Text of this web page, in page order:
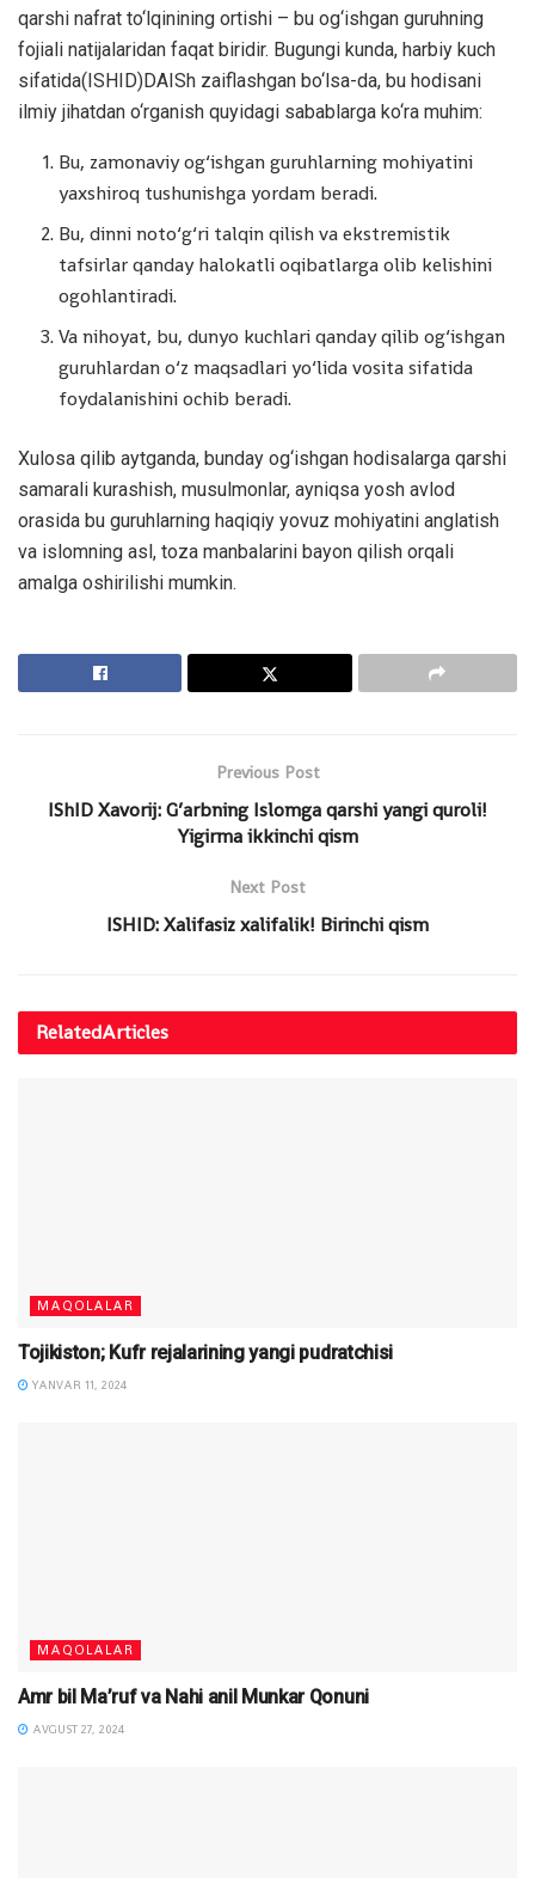
qarshi nafrat to‘lqinining ortishi – bu og‘ishgan guruhning
fojiali natijalaridan faqat biridir. Bugungi kunda, harbiy kuch
sifatida(ISHID)DAISh zaiflashgan bo‘lsa-da, bu hodisani
ilmiy jihatdan o‘rganish quyidagi sabablarga ko‘ra muhim:
Bu, zamonaviy og‘ishgan guruhlarning mohiyatini
yaxshiroq tushunishga yordam beradi.
Bu, dinni noto‘g‘ri talqin qilish va ekstremistik
tafsirlar qanday halokatli oqibatlarga olib kelishini
ogohlantiradi.
Va nihoyat, bu, dunyo kuchlari qanday qilib og‘ishgan
guruhlardan o‘z maqsadlari yo‘lida vosita sifatida
foydalanishini ochib beradi.
Xulosa qilib aytganda, bunday og‘ishgan hodisalarga qarshi
samarali kurashish, musulmonlar, ayniqsa yosh avlod
orasida bu guruhlarning haqiqiy yovuz mohiyatini anglatish
va islomning asl, toza manbalarini bayon qilish orqali
amalga oshirilishi mumkin.
Previous Post
IShID Xavorij: G’arbning Islomga qarshi yangi quroli!
Yigirma ikkinchi qism
Next Post
ISHID: Xalifasiz xalifalik! Birinchi qism
RelatedArticles
MAQOLALAR
Tojikiston; Kufr rejalarining yangi pudratchisi
YANVAR 11, 2024
MAQOLALAR
Amr bil Ma’ruf va Nahi anil Munkar Qonuni
AVGUST 27, 2024